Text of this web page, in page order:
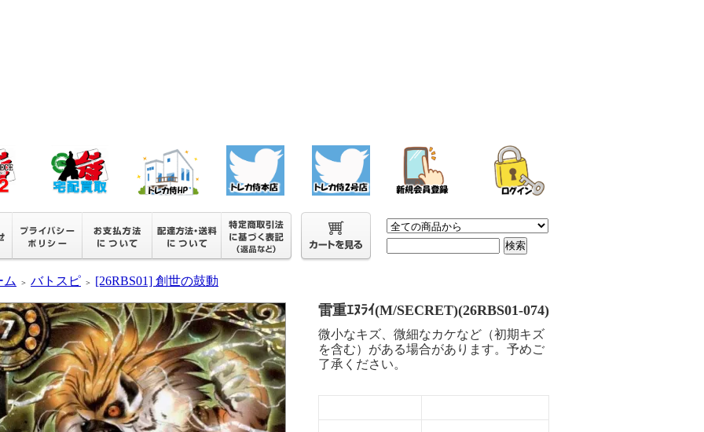
ム ＞ バトスピ ＞ [26RBS01] 創世の鼓動
雷重ｴﾇﾗｲ(M/SECRET)(26RBS01-074)
微小なキズ、微細なカケなど（初期キズ
を含む）がある場合があります。予めご
了承ください。